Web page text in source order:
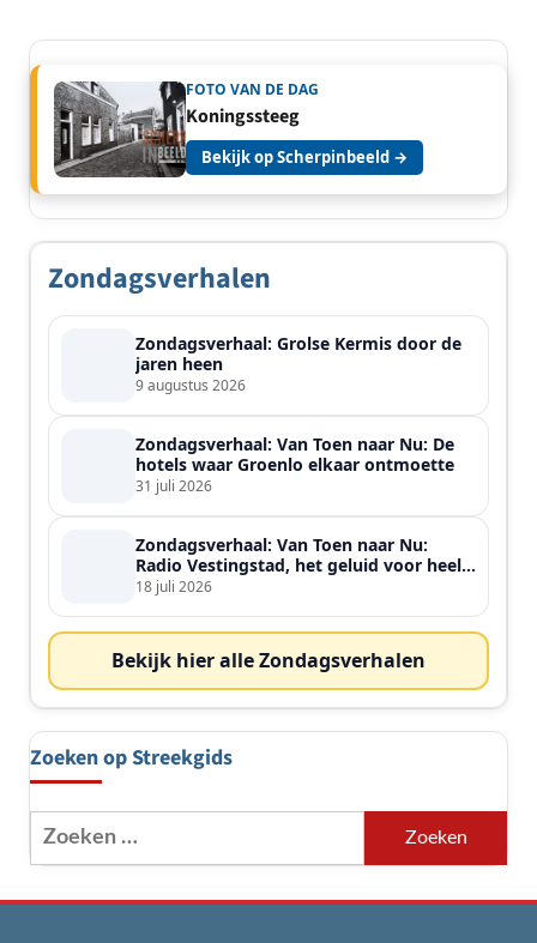
FOTO VAN DE DAG
Koningssteeg
Bekijk op Scherpinbeeld →
Zondagsverhalen
Zondagsverhaal: Grolse Kermis door de
jaren heen
9 augustus 2026
Zondagsverhaal: Van Toen naar Nu: De
hotels waar Groenlo elkaar ontmoette
31 juli 2026
Zondagsverhaal: Van Toen naar Nu:
Radio Vestingstad, het geluid voor heel
de streek
18 juli 2026
Bekijk hier alle Zondagsverhalen
Zoeken op Streekgids
Zoeken
naar: